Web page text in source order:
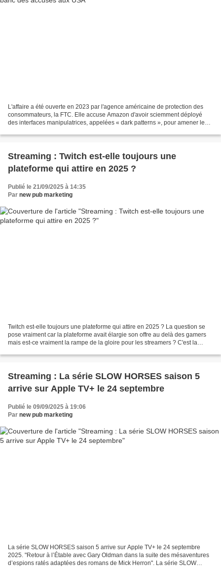
L'affaire a été ouverte en 2023 par l'agence américaine de protection des
consommateurs, la FTC. Elle accuse Amazon d'avoir sciemment déployé
des interfaces manipulatrices, appelées « dark patterns », pour amener les
Streaming : Twitch est-elle toujours une
plateforme qui attire en 2025 ?
Publié le 21/09/2025 à 14:35
Par new pub marketing
Twitch est-elle toujours une plateforme qui attire en 2025 ? La question se
pose vraiment car la plateforme avait élargie son offre au delà des gamers
mais est-ce vraiment la rampe de la gloire pour les streamers ? C'est la
Streaming : La série SLOW HORSES saison 5
arrive sur Apple TV+ le 24 septembre
Publié le 09/09/2025 à 19:06
Par new pub marketing
La série SLOW HORSES saison 5 arrive sur Apple TV+ le 24 septembre
2025. "Retour à l’Étable avec Gary Oldman dans la suite des mésaventures
d’espions ratés adaptées des romans de Mick Herron". La série SLOW